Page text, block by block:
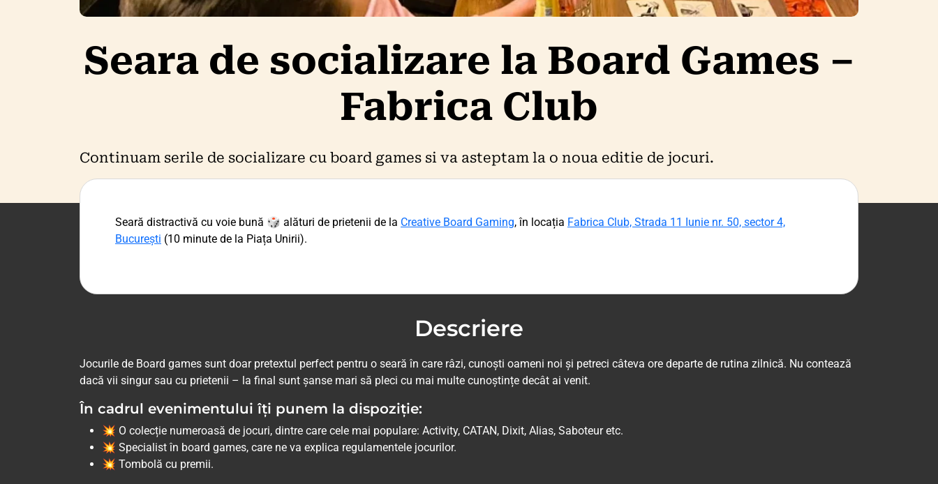
Seara de socializare la Board Games –
Fabrica Club
Continuam serile de socializare cu board games si va asteptam la o noua editie de jocuri.
Seară distractivă cu voie bună 🎲 alături de prietenii de la Creative Board Gaming, în locația Fabrica Club, Strada 11 Iunie nr. 50, sector 4,
București (10 minute de la Piața Unirii).
Descriere
Jocurile de Board games sunt doar pretextul perfect pentru o seară în care râzi, cunoști oameni noi și petreci câteva ore departe de rutina zilnică. Nu contează
dacă vii singur sau cu prietenii – la final sunt șanse mari să pleci cu mai multe cunoștințe decât ai venit.
În cadrul evenimentului îți punem la dispoziție:
💥 O colecție numeroasă de jocuri, dintre care cele mai populare: Activity, CATAN, Dixit, Alias, Saboteur etc.
💥 Specialist în board games, care ne va explica regulamentele jocurilor.
💥 Tombolă cu premii.